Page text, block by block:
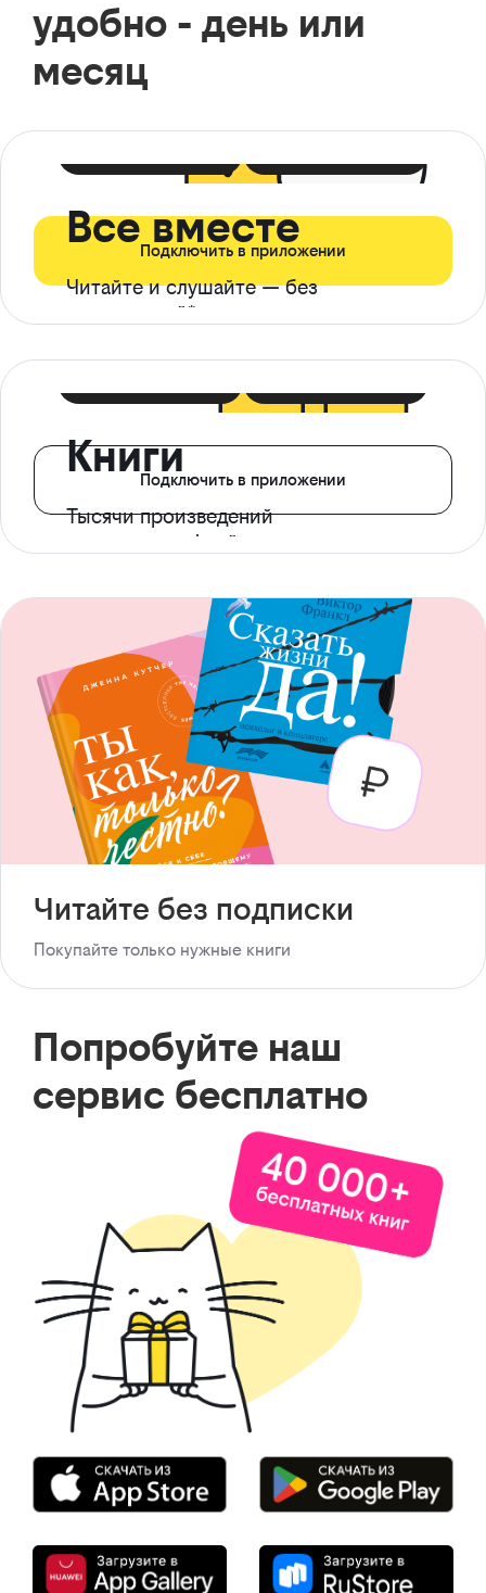
удобно - день или
месяц
Все вместе
Читайте и слушайте — без
ограничений*
Подключить в приложении
Книги
Тысячи произведений
с доступом офлайн
Подключить в приложении
Читайте без подписки
Покупайте только нужные книги
Попробуйте наш
сервис бесплатно